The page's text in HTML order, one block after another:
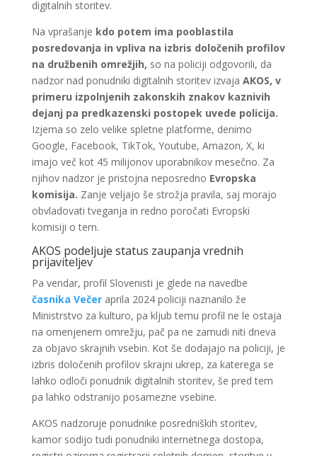
digitalnih storitev.
Na vprašanje kdo potem ima pooblastila
posredovanja in vpliva na izbris določenih profilov
na družbenih omrežjih, so na policiji odgovorili, da
nadzor nad ponudniki digitalnih storitev izvaja AKOS, v
primeru izpolnjenih zakonskih znakov kaznivih
dejanj pa predkazenski postopek uvede policija.
Izjema so zelo velike spletne platforme, denimo
Google, Facebook, TikTok, Youtube, Amazon, X, ki
imajo več kot 45 milijonov uporabnikov mesečno. Za
njihov nadzor je pristojna neposredno Evropska
komisija. Zanje veljajo še strožja pravila, saj morajo
obvladovati tveganja in redno poročati Evropski
komisiji o tem.
AKOS podeljuje status zaupanja vrednih
prijaviteljev
Pa vendar, profil Slovenisti je glede na navedbe
časnika Večeraprila 2024 policiji naznanilo že
Ministrstvo za kulturo, pa kljub temu profil ne le ostaja
na omenjenem omrežju, pač pa ne zamudi niti dneva
za objavo skrajnih vsebin. Kot še dodajajo na policiji, je
izbris določenih profilov skrajni ukrep, za katerega se
lahko odloči ponudnik digitalnih storitev, še pred tem
pa lahko odstranijo posamezne vsebine.
AKOS nadzoruje ponudnike posredniških storitev,
kamor sodijo tudi ponudniki internetnega dostopa,